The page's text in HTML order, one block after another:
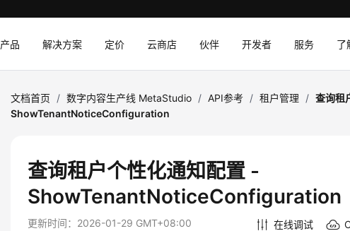
产品 解决方案 定价 云商店 伙伴 开发者 服务 了
文档首页 / 数字内容生产线 MetaStudio / API参考 / 租户管理 / 查询租
ShowTenantNoticeConfiguration
查询租户个性化通知配置 -
ShowTenantNoticeConfiguration
更新时间： 2026-01-29 GMT+08:00 在线调试